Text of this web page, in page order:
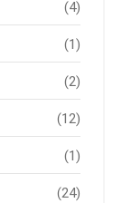
(4)
(1)
(2)
(12)
(1)
(24)